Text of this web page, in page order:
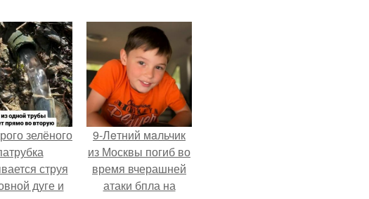
зелёного
струя
дуге и
9-Лeтний мaльчик
из Москвы погиб во
время вчерашней
атаки бпла на